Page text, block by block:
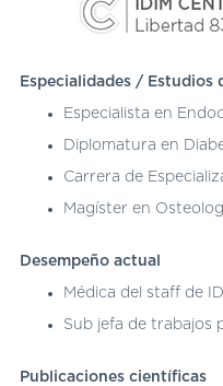
Especialidades / Estudios
Especialista en
Diplomatura en
Carrera de
Magíster en
Desempeño actual
Médica del staff de
Sub jefa de trabajos
Publicaciones científicas